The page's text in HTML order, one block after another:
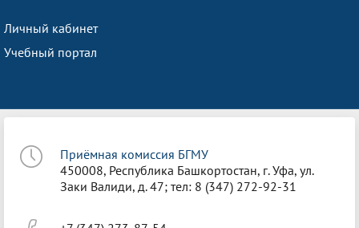
Личный кабинет
Учебный портал
Приёмная комиссия БГМУ
450008, Республика Башкортостан, г. Уфа, ул.
Заки Валиди, д. 47; тел: 8 (347) 272-92-31